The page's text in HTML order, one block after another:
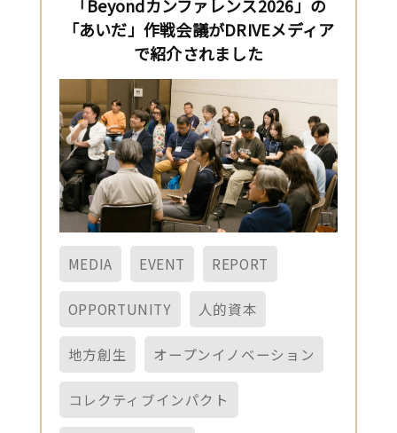
「Beyondカンファレンス2026」の
「あいだ」作戦会議がDRIVEメディア
で紹介されました
MEDIA EVENT REPORT
OPPORTUNITY 人的資本
地方創生 オープンイノベーション
コレクティブインパクト